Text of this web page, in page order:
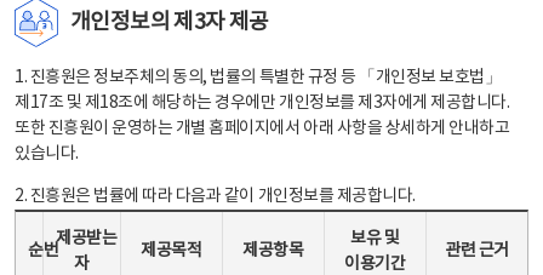
개인정보의 제3자 제공
1. 진흥원은 정보주체의 동의, 법률의 특별한 규정 등 「개인정보 보호법」
제17조 및 제18조에 해당하는 경우에만 개인정보를 제3자에게 제공합니다.
또한 진흥원이 운영하는 개별 홈페이지에서 아래 사항을 상세하게 안내하고
있습니다.
2. 진흥원은 법률에 따라 다음과 같이 개인정보를 제공합니다.
순번
제공받는
자
제공목적 제공항목
보유 및
이용기간
관련 근거